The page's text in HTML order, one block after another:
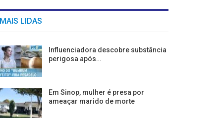
MAIS LIDAS
Influenciadora descobre substância
perigosa após…
Em Sinop, mulher é presa por
ameaçar marido de morte